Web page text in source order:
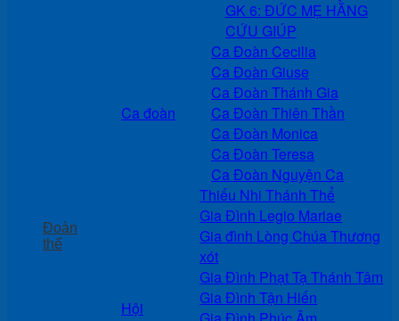
Đoàn
thể
GK 6: ĐỨC MẸ HẰNG
CỨU GIÚP
Ca đoàn
Ca Đoàn Cecilia
Ca Đoàn Giuse
Ca Đoàn Thánh Gia
Ca Đoàn Thiên Thần
Ca Đoàn Monica
Ca Đoàn Teresa
Ca Đoàn Nguyện Ca
Hội
Thiếu Nhi Thánh Thể
Gia Đình Legio Mariae
Gia đình Lòng Chúa Thương
xót
Gia Đình Phạt Tạ Thánh Tâm
Gia Đình Tận Hiến